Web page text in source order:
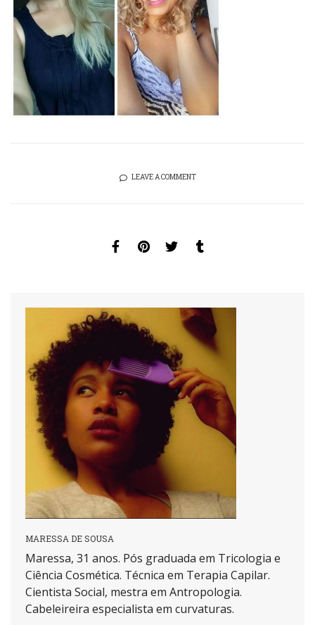
LEAVE A COMMENT
MARESSA DE SOUSA
Maressa, 31 anos. Pós graduada em Tricologia e
Ciência Cosmética. Técnica em Terapia Capilar.
Cientista Social, mestra em Antropologia.
Cabeleireira especialista em curvaturas.